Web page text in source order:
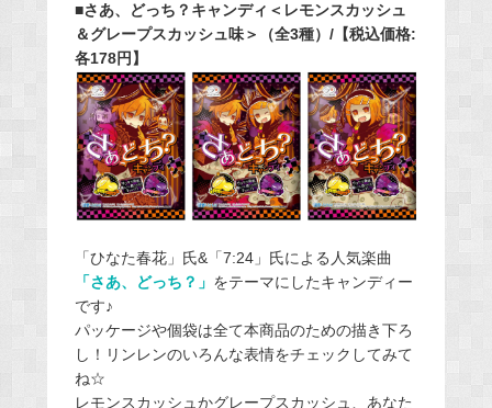
■さあ、どっち？キャンディ＜レモンスカッシュ
＆グレープスカッシュ味＞（全3種）/【税込価格:
各178円】
「ひなた春花」氏&「7:24」氏による人気楽曲
「さあ、どっち？」 をテーマにしたキャンディー
です♪
パッケージや個袋は全て本商品のための描き下ろ
し！リンレンのいろんな表情をチェックしてみて
ね☆
レモンスカッシュかグレープスカッシュ、あなた